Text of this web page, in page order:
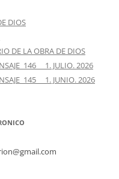
DIOS
DE LA OBRA DE DIOS
146 1. JULIO. 2026
145 1. JUNIO. 2026